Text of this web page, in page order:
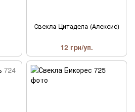
Свекла Цитадела (Алексис)
12 грн/уп.